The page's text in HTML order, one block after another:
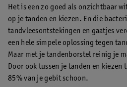
Het is een zo goed als onzichtbaar
op je tanden en kiezen. En die
tandvleesontstekingen en gaatjes
een hele simpele oplossing tegen
Maar met je tandenborstel reinig je
Door ook tussen je tanden en kiezen
85% van je gebit schoon.